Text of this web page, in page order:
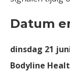
Datum
dinsdag 21
Bodyline